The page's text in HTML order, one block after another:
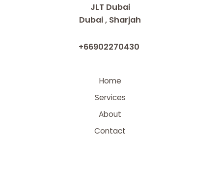
JLT Dubai
Dubai , Sharjah
+66902270430
Home
Services
About
Contact